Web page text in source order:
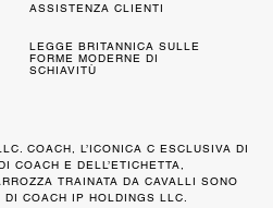
ASSISTENZA CLIENTI
LEGGE BRITANNICA SULLE
FORME MODERNE DI
SCHIAVITÙ
COACH, L’ICONICA C ESCLUSIVA DI
COACH E DELL’ETICHETTA,
TRAINATA DA CAVALLI SONO
DI COACH IP HOLDINGS LLC.